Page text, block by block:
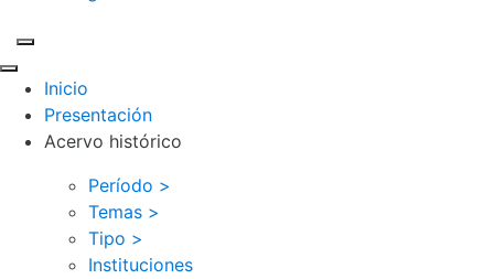
Inicio
Presentación
Acervo histórico
Período >
Temas >
Tipo >
Instituciones